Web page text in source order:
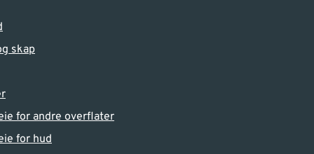
skap
for andre overflater
for hud